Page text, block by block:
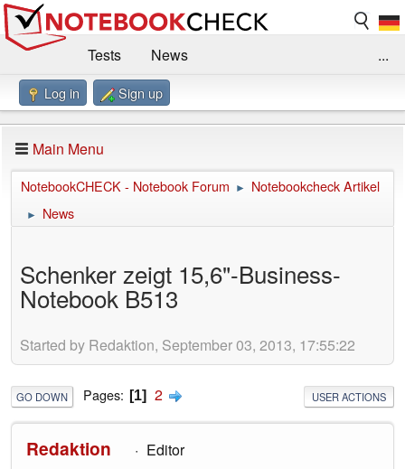
Tests
News
Benchmarks / Technik
Forum
Impressum
...
Log in Sign up
Main Menu
NotebookCHECK - Notebook Forum ► Notebookcheck Artikel
► News
Schenker zeigt 15,6"-Business-
Notebook B513
Started by Redaktion, September 03, 2013, 17:55:22
GO DOWN Pages 1 2 USER ACTIONS
Redaktion Editor